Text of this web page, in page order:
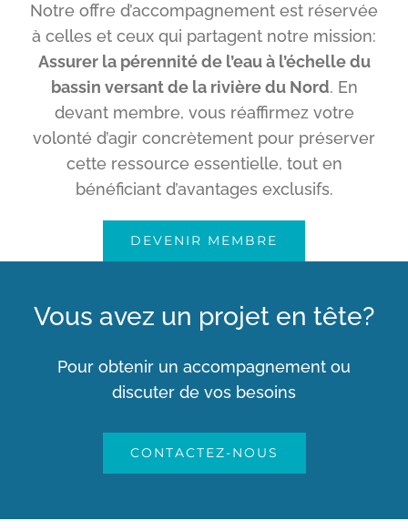
Notre offre d’accompagnement est réservée
à celles et ceux qui partagent notre mission:
Assurer la pérennité de l’eau à l’échelle du
bassin versant de la rivière du Nord. En
devant membre, vous réaffirmez votre
volonté d’agir concrètement pour préserver
cette ressource essentielle, tout en
bénéficiant d’avantages exclusifs.
DEVENIR MEMBRE
Vous avez un projet en tête?
Pour obtenir un accompagnement ou
discuter de vos besoins
CONTACTEZ-NOUS